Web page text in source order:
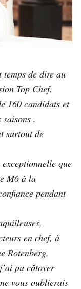
temps de dire au
Top Chef.
160 candidats et
.
surtout de
que
M6 à la
pendant
en chef, à
Rotenberg,
pu côtoyer
vous oublierais